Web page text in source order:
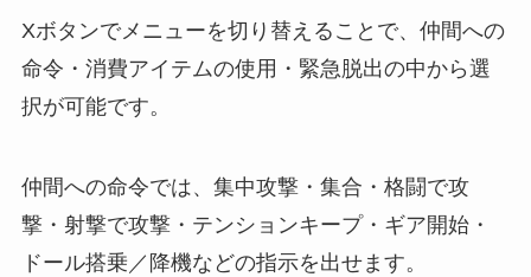
Xボタンでメニューを切り替えることで、仲間への
命令・消費アイテムの使用・緊急脱出の中から選
択が可能です。
仲間への命令では、集中攻撃・集合・格闘で攻
撃・射撃で攻撃・テンションキープ・ギア開始・
ドール搭乗／降機などの指示を出せます。